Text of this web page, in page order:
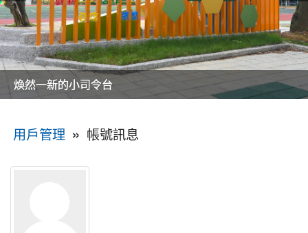
美麗的操場是我們活力的來源
美麗的操場是我們活力的來源
煥然一新的小司令台
煥然一新的小司令台
富含桃園埤塘田園風光意象的中廊
富含桃園埤塘田園風光意象的中廊
嶄新的中庭廣場
嶄新的中庭廣場
水生池生生不息
水生池生生不息
用戶管理 » 帳號訊息